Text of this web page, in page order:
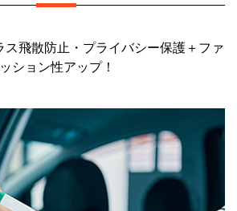
ス飛散防止・プライバシー保護＋ファ
ッション性アップ！